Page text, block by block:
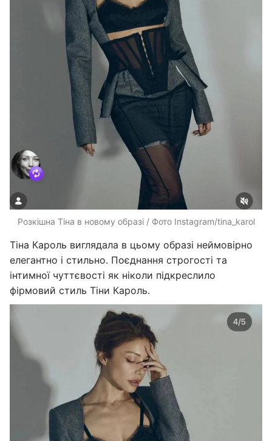
Розкішна Тіна в новому образі / Фото Instagram/tina_karol
Тіна Кароль виглядала в цьому образі неймовірно
елегантно і стильно. Поєднання строгості та
інтимної чуттєвості як ніколи підкреслило
фірмовий стиль Тіни Кароль.